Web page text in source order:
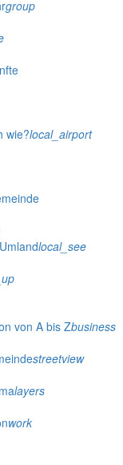
group
wie?local_airport
local_see
von A bis Zbusiness
streetview
layers
work